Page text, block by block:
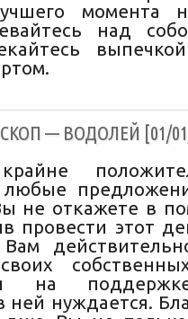
момента
над
— ВОДОЛЕЙ [01/
любые
не откажете в
провести этот
на
ней нуждается.